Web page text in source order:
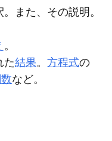
また、その説明。
。
た結果。 方程式の
など。